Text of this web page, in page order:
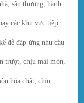
sân thượng, hành
các khu vực tiếp
để đáp ứng nhu cầu
trượt, chịu mài mòn,
hóa chất, chịu